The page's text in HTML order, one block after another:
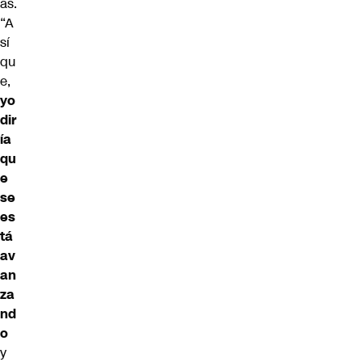
“A
sí
qu
e,
yo
dir
ía
qu
e
se
es
tá
av
an
za
nd
o
y